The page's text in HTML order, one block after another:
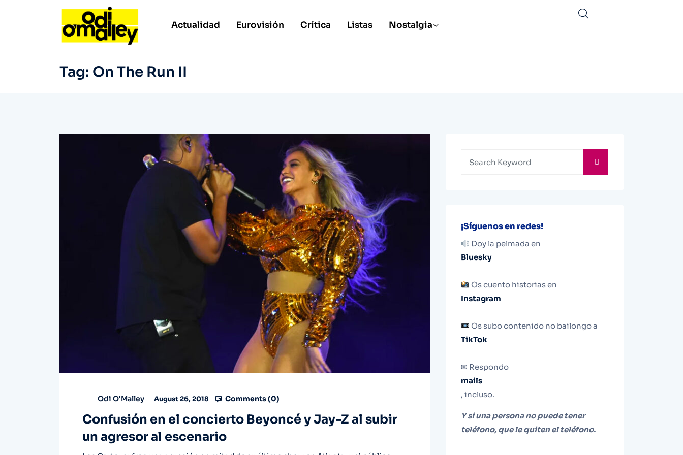
Actualidad Eurovisión Crítica Listas Nostalgia
Tag: On The Run II
Odi O'Malley August 26, 2018 Comments (0)
Confusión en el concierto Beyoncé y Jay-Z al subir
un agresor al escenario
¡Síguenos en redes!
Doy la pelmada en
Bluesky
Os cuento historias en
Instagram
Os subo contenido no bailongo a
TikTok
✉ Respondo
mails
, incluso.
Y si una persona no puede tener
teléfono, que le quiten el teléfono.